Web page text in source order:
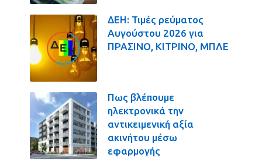
ΔΕΗ: Τιμές ρεύματος
Αυγούστου 2026 για
ΠΡΑΣΙΝΟ, ΚΙΤΡΙΝΟ, ΜΠΛΕ
Πως βλέπουμε
ηλεκτρονικά την
αντικειμενική αξία
ακινήτου μέσω
εφαρμογής